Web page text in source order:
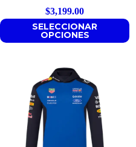
$3,199.00
SELECCIONAR
OPCIONES